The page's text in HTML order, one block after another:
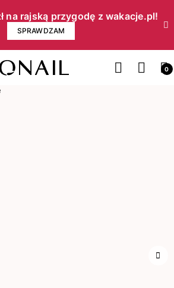
na rajską przygodę z wakacje.pl!​
SPRAWDZAM
0